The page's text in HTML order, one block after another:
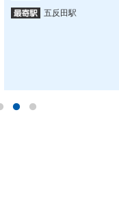
五反田駅